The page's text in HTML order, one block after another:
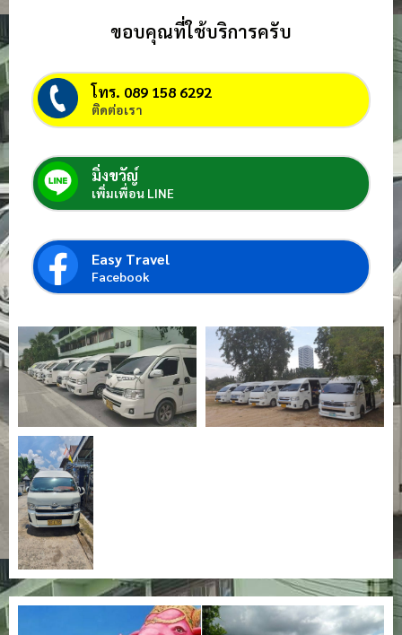
ขอบคุณที่ใช้บริการครับ
โทร. 089 158 6292
ติดต่อเรา
มิ่งขวัญ์
เพิ่มเพื่อน LINE
Easy Travel
Facebook